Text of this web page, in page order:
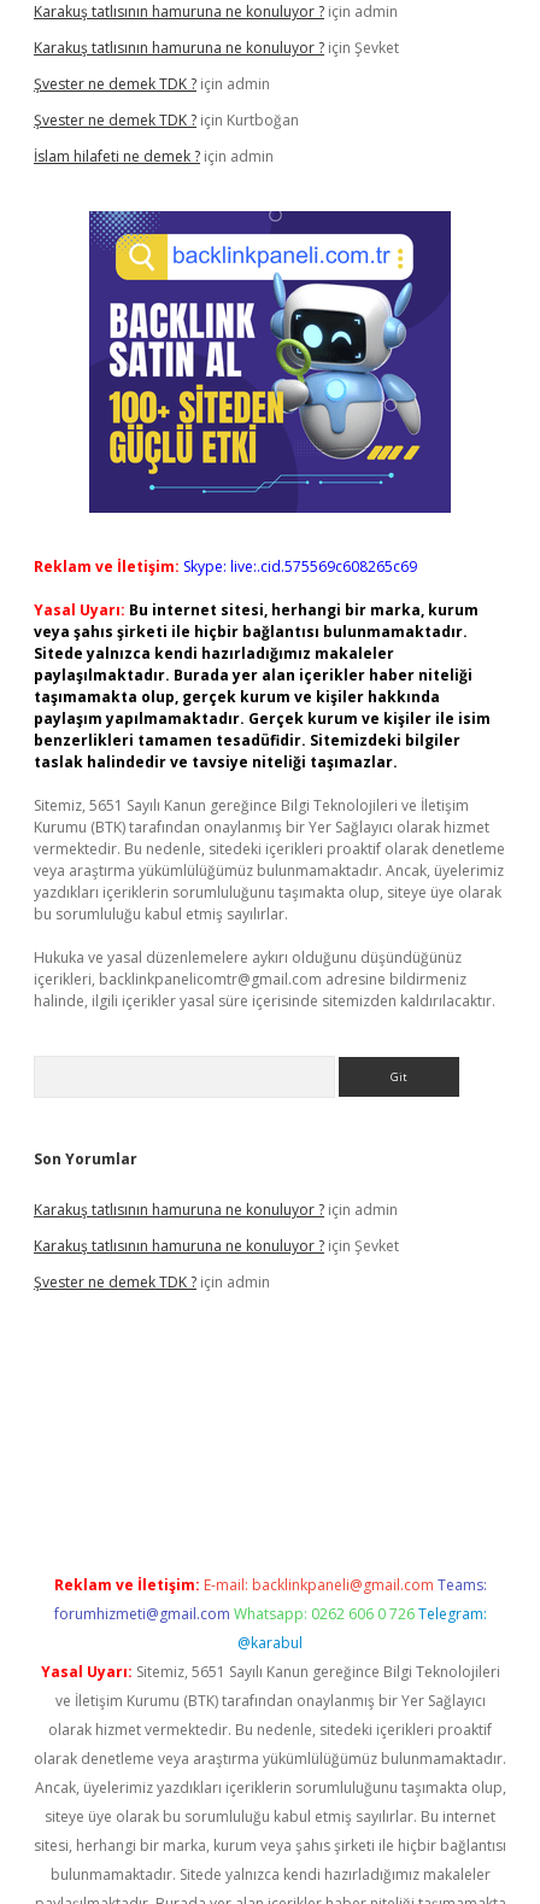
Karakuş tatlısının hamuruna ne konuluyor ? için admin
Karakuş tatlısının hamuruna ne konuluyor ? için Şevket
Şvester ne demek TDK ? için admin
Şvester ne demek TDK ? için Kurtboğan
İslam hilafeti ne demek ? için admin
Reklam ve İletişim: Skype: live:.cid.575569c608265c69
Yasal Uyarı: Bu internet sitesi, herhangi bir marka, kurum
veya şahıs şirketi ile hiçbir bağlantısı bulunmamaktadır.
Sitede yalnızca kendi hazırladığımız makaleler
paylaşılmaktadır. Burada yer alan içerikler haber niteliği
taşımamakta olup, gerçek kurum ve kişiler hakkında
paylaşım yapılmamaktadır. Gerçek kurum ve kişiler ile isim
benzerlikleri tamamen tesadüfidir. Sitemizdeki bilgiler
taslak halindedir ve tavsiye niteliği taşımazlar.
Sitemiz, 5651 Sayılı Kanun gereğince Bilgi Teknolojileri ve İletişim
Kurumu (BTK) tarafından onaylanmış bir Yer Sağlayıcı olarak hizmet
vermektedir. Bu nedenle, sitedeki içerikleri proaktif olarak denetleme
veya araştırma yükümlülüğümüz bulunmamaktadır. Ancak, üyelerimiz
yazdıkları içeriklerin sorumluluğunu taşımakta olup, siteye üye olarak
bu sorumluluğu kabul etmiş sayılırlar.
Hukuka ve yasal düzenlemelere aykırı olduğunu düşündüğünüz
içerikleri, backlinkpanelicomtr@gmail.com adresine bildirmeniz
halinde, ilgili içerikler yasal süre içerisinde sitemizden kaldırılacaktır.
Son Yorumlar
Karakuş tatlısının hamuruna ne konuluyor ? için admin
Karakuş tatlısının hamuruna ne konuluyor ? için Şevket
Şvester ne demek TDK ? için admin
Reklam ve İletişim: E-mail: backlinkpaneli@gmail.com Teams:
forumhizmeti@gmail.com Whatsapp: 0262 606 0 726 Telegram:
@karabul
Yasal Uyarı: Sitemiz, 5651 Sayılı Kanun gereğince Bilgi Teknolojileri
ve İletişim Kurumu (BTK) tarafından onaylanmış bir Yer Sağlayıcı
olarak hizmet vermektedir. Bu nedenle, sitedeki içerikleri proaktif
olarak denetleme veya araştırma yükümlülüğümüz bulunmamaktadır.
Ancak, üyelerimiz yazdıkları içeriklerin sorumluluğunu taşımakta olup,
siteye üye olarak bu sorumluluğu kabul etmiş sayılırlar. Bu internet
sitesi, herhangi bir marka, kurum veya şahıs şirketi ile hiçbir bağlantısı
bulunmamaktadır. Sitede yalnızca kendi hazırladığımız makaleler